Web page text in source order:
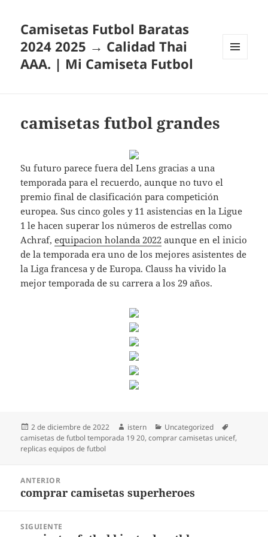
Camisetas Futbol Baratas
2024 2025 → Calidad Thai
AAA. | Mi Camiseta Futbol
camisetas futbol grandes
Su futuro parece fuera del Lens gracias a una
temporada para el recuerdo, aunque no tuvo el
premio final de clasificación para competición
europea. Sus cinco goles y 11 asistencias en la Ligue
1 le hacen superar los números de estrellas como
Achraf,equipacion holanda 2022 aunque en el inicio
de la temporada era uno de los mejores asistentes de
la Liga francesa y de Europa. Clauss ha vivido la
mejor temporada de su carrera a los 29 años.
Publicado
el
2 de diciembre de 2022 Autor
istern Categorías
Uncategorized
camisetas de futbol temporada 19 20,comprar camisetas unicef,
replicas equipos de futbol
entradas
ANTERIOR
Entrada
comprar camisetas superheroes
SIGUIENTE